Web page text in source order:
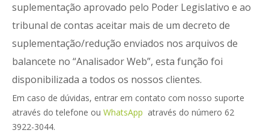
suplementação aprovado pelo Poder Legislativo e ao
tribunal de contas aceitar mais de um decreto de
suplementação/redução enviados nos arquivos de
balancete no “Analisador Web”, esta função foi
disponibilizada a todos os nossos clientes.
Em caso de dúvidas, entrar em contato com nosso suporte
através do telefone ou WhatsApp através do número 62
3922-3044.